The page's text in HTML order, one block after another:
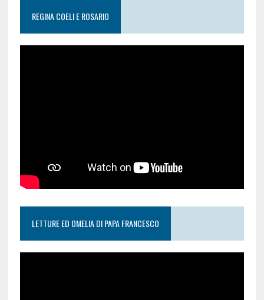
REGINA COELI E ROSARIO
LETTURE ED OMELIA DI PAPA FRANCESCO